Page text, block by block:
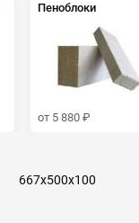
Пеноблоки
от 5 880 ₽
667х500х100